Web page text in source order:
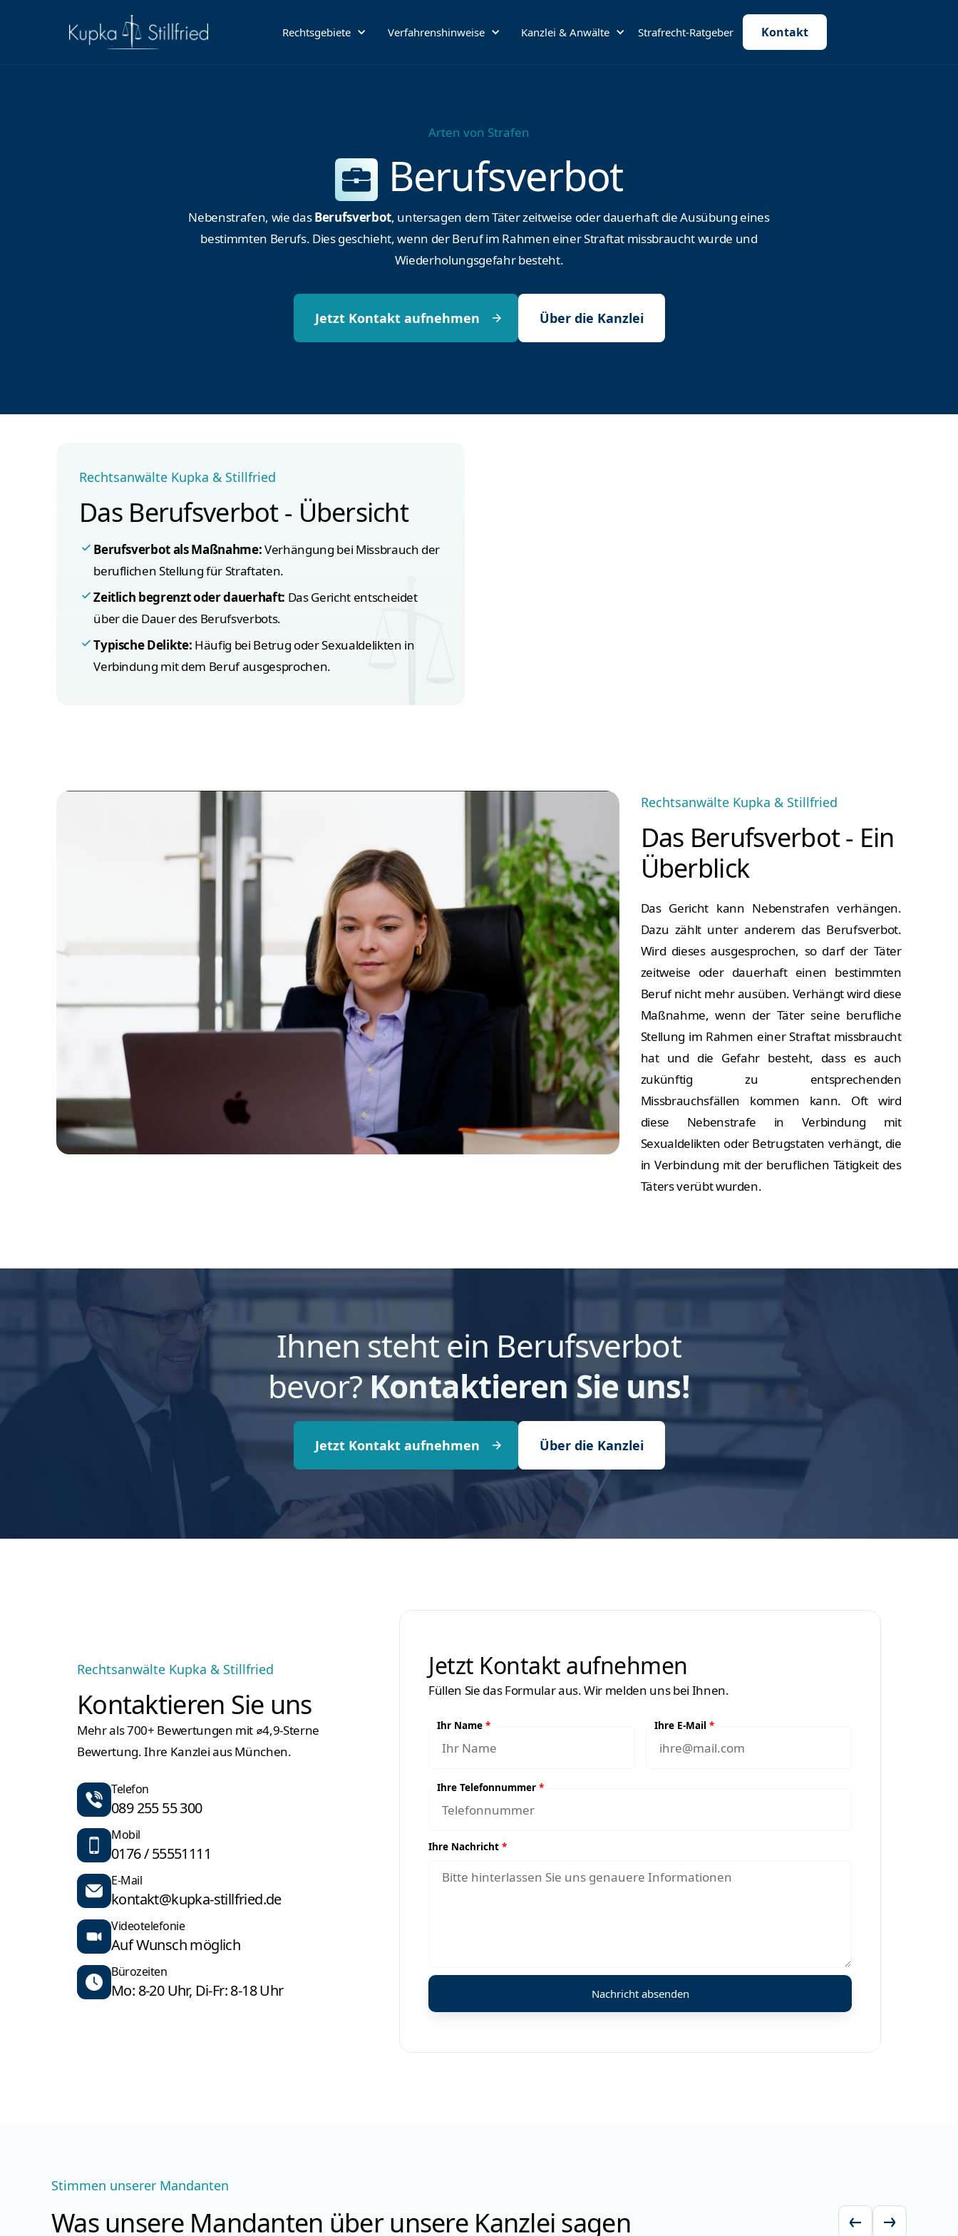
Rechtsgebiete Verfahrenshinweise Kanzlei & Anwälte Strafrecht-Ratgeber Kontakt
Arten von Strafen
Berufsverbot
Nebenstrafen, wie dasBerufsverbot, untersagen dem Täter zeitweise oder dauerhaft die Ausübung eines
bestimmten Berufs. Dies geschieht, wenn der Beruf im Rahmen einer Straftat missbraucht wurde und
Wiederholungsgefahr besteht.
Jetzt Kontakt aufnehmen Über die Kanzlei
Rechtsanwälte Kupka & Stillfried
Das Berufsverbot - Übersicht
Berufsverbot als Maßnahme:Verhängung bei Missbrauch der
beruflichen Stellung für Straftaten.
Zeitlich begrenzt oder dauerhaft: Das Gericht entscheidet
über die Dauer des Berufsverbots.
Typische Delikte: Häufig bei Betrug oder Sexualdelikten in
Verbindung mit dem Beruf ausgesprochen.
Rechtsanwälte Kupka & Stillfried
Das Berufsverbot - Ein
Überblick
Das Gericht kann Nebenstrafen verhängen.
Dazu zählt unter anderem das Berufsverbot.
Wird dieses ausgesprochen, so darf der Täter
zeitweise oder dauerhaft einen bestimmten
Beruf nicht mehr ausüben. Verhängt wird diese
Maßnahme, wenn der Täter seine berufliche
Stellung im Rahmen einer Straftat missbraucht
hat und die Gefahr besteht, dass es auch
zukünftig zu entsprechenden
Missbrauchsfällen kommen kann. Oft wird
diese Nebenstrafe in Verbindung mit
Sexualdelikten oder Betrugstaten verhängt, die
in Verbindung mit der beruflichen Tätigkeit des
Täters verübt wurden.
Ihnen steht ein Berufsverbot
bevor?Kontaktieren Sie uns!
Jetzt Kontakt aufnehmen Über die Kanzlei
Rechtsanwälte Kupka & Stillfried
Kontaktieren Sie uns
Mehr als 700+ Bewertungen mit ⌀4,9-Sterne
Bewertung. Ihre Kanzlei aus München.
Telefon
089 255 55 300
Mobil
0176 / 55551111
E-Mail
kontakt@kupka-stillfried.de
Videotelefonie
Auf Wunsch möglich
Bürozeiten
Mo: 8-20 Uhr, Di-Fr: 8-18 Uhr
Jetzt Kontakt aufnehmen
Füllen Sie das Formular aus. Wir melden uns bei Ihnen.
Ihr Name * Ihre E-Mail *
Ihre Telefonnummer *
Ihre Nachricht *
Stimmen unserer Mandanten
Was unsere Mandanten über unsere Kanzlei sagen